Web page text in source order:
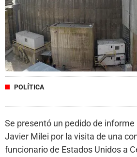
POLÍTICA
Se presentó un pedido de informe
Javier Milei por la visita de una
funcionario de Estados Unidos a